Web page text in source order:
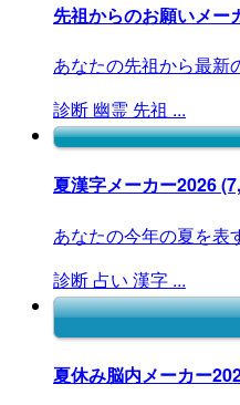
先祖からのお願いメー
あなたの先祖から最新
診断 幽霊 先祖 ...
夏漢字メーカー2026
あなたの今年の夏を表
診断 占い 漢字 ...
夏休み脳内メーカー